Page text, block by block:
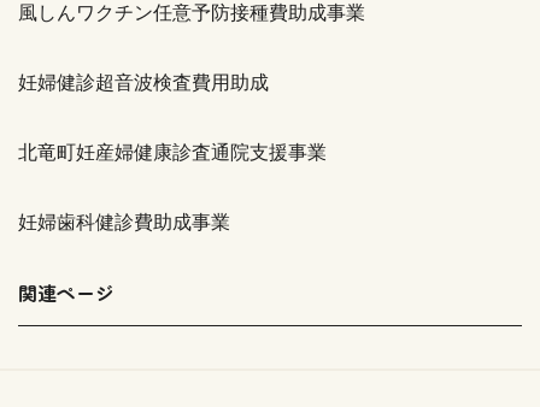
風しんワクチン任意予防接種費助成事業
妊婦健診超音波検査費用助成
北竜町妊産婦健康診査通院支援事業
妊婦歯科健診費助成事業
関連ページ